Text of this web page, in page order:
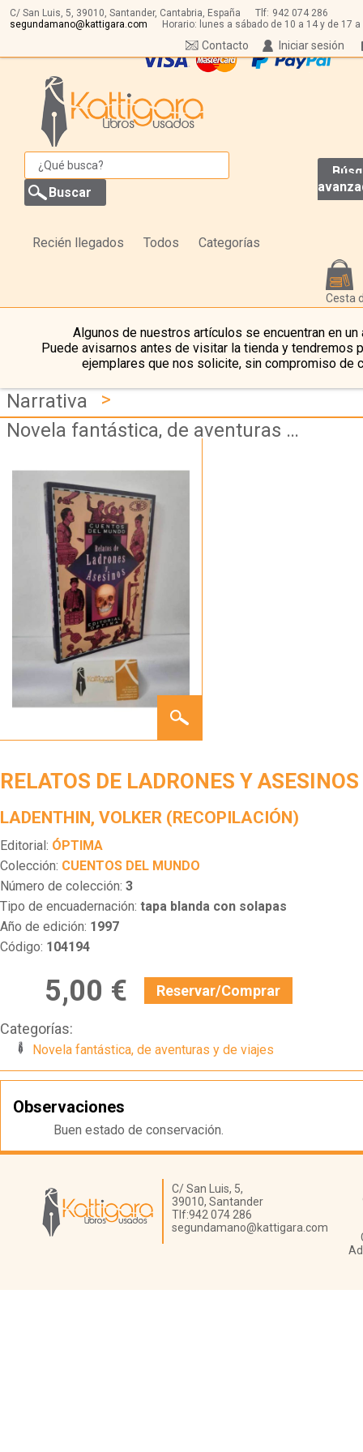
C/ San Luis, 5, 39010, Santander, Cantabria, España Tlf: 942 074 286
segundamano@kattigara.com
Horario: lunes a sábado de 10 a 14 y de 17 a
Iniciar sesión
Contacto
Recién llegados Todos Categorías
Cesta
Algunos de nuestros artículos se encuentran en un
Puede avisarnos antes de visitar la tienda y tendremos
ejemplares que nos solicite, sin compromiso de
Narrativa
>
Novela fantástica, de aventuras y de viajes
DE
RELATOS DE LADRONES Y ASESINOS
LADENTHIN, VOLKER (RECOPILACIÓN)
Editorial: ÓPTIMA
Colección: CUENTOS DEL MUNDO
Número de colección: 3
Tipo de encuadernación: tapa blanda con solapas
Año de edición: 1997
Código: 104194
5,00 € Reservar/Comprar
Categorías:
Novela fantástica, de aventuras y de viajes
Observaciones
Buen estado de conservación.
Librería Kattigara
C/ San Luis, 5,
39010, Santander
Tlf:942 074 286
segundamano@kattigara.com